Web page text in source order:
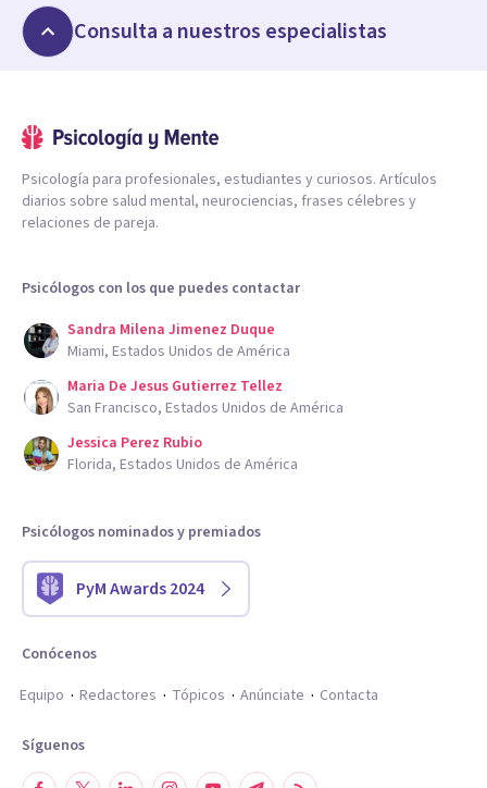
Consulta a nuestros especialistas
Psicología para profesionales, estudiantes y curiosos. Artículos
diarios sobre salud mental, neurociencias, frases célebres y
relaciones de pareja.
Psicólogos con los que puedes contactar
Sandra Milena Jimenez Duque
Miami, Estados Unidos de América
Maria De Jesus Gutierrez Tellez
San Francisco, Estados Unidos de América
Jessica Perez Rubio
Florida, Estados Unidos de América
Psicólogos nominados y premiados
PyM Awards 2024
Conócenos
Equipo
Redactores Tópicos Anúnciate Contacta
Síguenos